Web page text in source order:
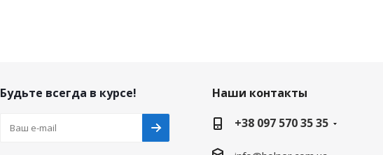
Будьте всегда в курсе!
Наши контакты
+38 097 570 35 35